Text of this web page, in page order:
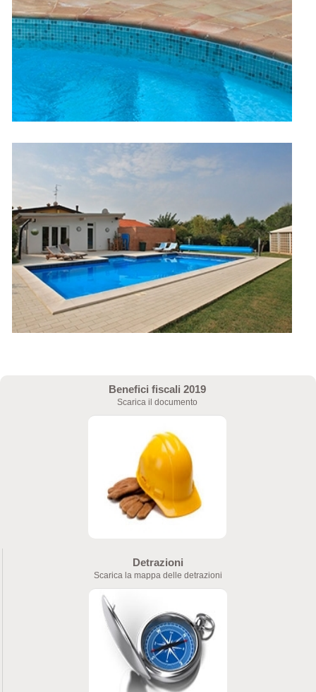
Benefici fiscali 2019
Scarica il documento
Detrazioni
Scarica la mappa delle detrazioni